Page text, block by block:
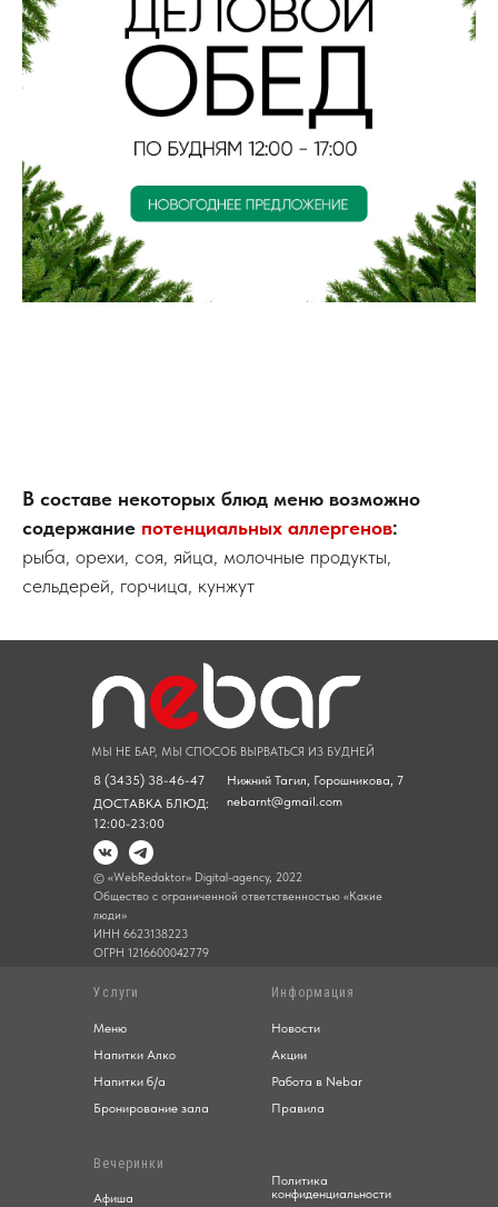
В составе некоторых блюд меню возможно
содержание потенциальных аллергенов:
рыба, орехи, соя, яйца, молочные продукты,
сельдерей, горчица, кунжут
Услуги
Меню
Напитки Алко
Напитки б/а
Бронирование зала
Информация
Новости
Акции
Работа в Nebar
Правила
Вечеринки
Афиша
МЫ НЕ БАР, МЫ СПОСОБ ВЫРВАТЬСЯ ИЗ БУДНЕЙ
© «WebRedaktor» Digital-agency, 2022
Общество с ограниченной ответственностью «Какие
люди»
ИНН 6623138223
ОГРН 1216600042779
Политика
конфиденциальности
Нижний Тагил, Горошникова, 7
nebarnt@gmail.com
8 (3435) 38-46-47
ДОСТАВКА БЛЮД:
12:00-23:00